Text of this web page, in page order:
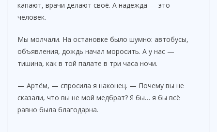
капают, врачи делают своё. А надежда — это
человек.
Мы молчали. На остановке было шумно: автобусы,
объявления, дождь начал моросить. А у нас —
тишина, как в той палате в три часа ночи.
— Артём, — спросила я наконец. — Почему вы не
сказали, что вы не мой медбрат? Я бы… я бы всё
равно была благодарна.